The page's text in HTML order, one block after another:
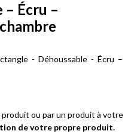
– Écru –
- Déhoussable - Écru –
ou par un produit à votre
de votre propre produit.